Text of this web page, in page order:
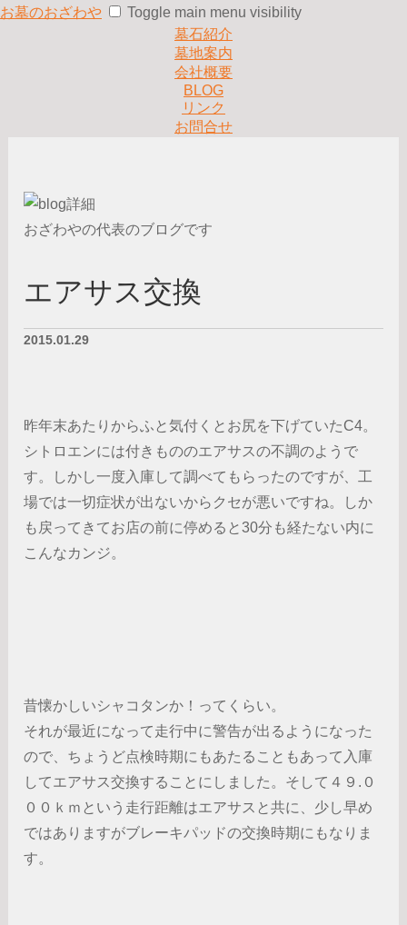
お墓のおざわや
Toggle main menu visibility
墓石紹介
墓地案内
会社概要
BLOG
リンク
お問合せ
おざわやの代表のブログです
エアサス交換
2015.01.29
昨年末あたりからふと気付くとお尻を下げていたC4。
シトロエンには付きもののエアサスの不調のようで
す。しかし一度入庫して調べてもらったのですが、工
場では一切症状が出ないからクセが悪いですね。しか
も戻ってきてお店の前に停めると30分も経たない内に
こんなカンジ。
昔懐かしいシャコタンか！ってくらい。
それが最近になって走行中に警告が出るようになった
ので、ちょうど点検時期にもあたることもあって入庫
してエアサス交換することにしました。そして４９.０
００ｋｍという走行距離はエアサスと共に、少し早め
ではありますがブレーキパッドの交換時期にもなりま
す。